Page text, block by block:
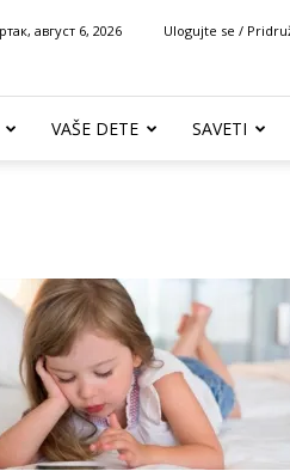
август 6, 2026 Ulogujte se /
VAŠE DETE SAVETI